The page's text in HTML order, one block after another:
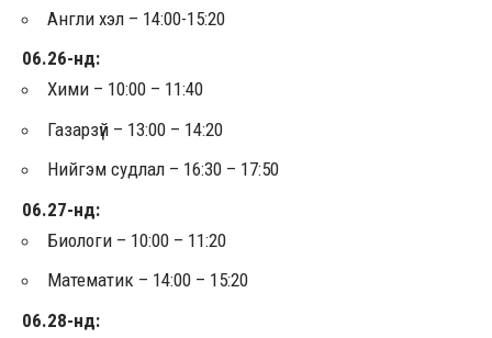
Англи хэл – 14:00-15:20
06.26-нд:
Хими – 10:00 – 11:40
Газарзүй – 13:00 – 14:20
Нийгэм судлал – 16:30 – 17:50
06.27-нд:
Биологи – 10:00 – 11:20
Математик – 14:00 – 15:20
06.28-нд: